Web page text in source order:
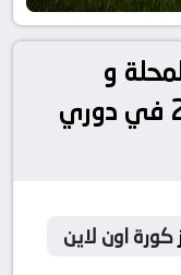
و
بيراميدز بتاريخ 2026-02-24 في دوري
كورة اون لاين